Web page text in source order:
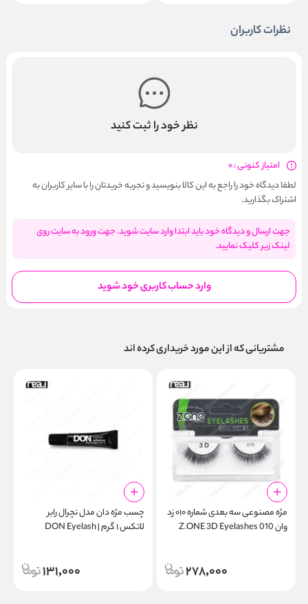
نظرات کاربران
نظر خود را ثبت کنید
امتیاز کنونی : 0
لطفا دیدگاه خود را راجع به این کالا بنویسید و تجربه خریدتان را با سایر کاربران به
اشتراک بگذارید.
جهت ارسال و دیدگاه خود باید ابتدا وارد سایت شوید. جهت ورود به سایت روی
لینک زیر کلیک نمایید.
وارد حساب کاربری خود شوید
مشتریانی که از این مورد خریداری کرده اند
مژه مصنوعی سه‌ بعدی شماره ۰۱۰ زد
وان Z.ONE 3D Eyelashes 010
278,000
چسب مژه دان مدل نچرال رابر
لاتکس ۱ گرم | DON Eyelash
131,000